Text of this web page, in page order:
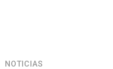
NOTICIAS